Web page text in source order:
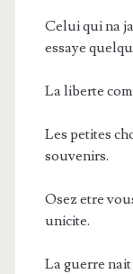
Celui qui na
essaye
La liberte
Les petites
souvenirs.
Osez etre
unicite.
La guerre nait